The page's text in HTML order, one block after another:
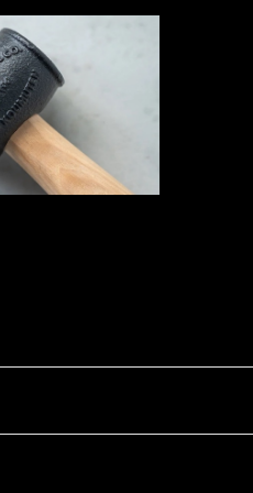
ドンキーハンマ
工務店
OUT